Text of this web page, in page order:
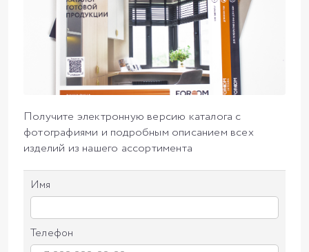
Получите электронную версию каталога с
фотографиями и подробным описанием всех
изделий из нашего ассортимента
Имя
Телефон